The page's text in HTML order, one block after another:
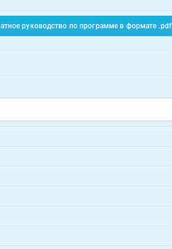
руководство по программе в формате .pdf